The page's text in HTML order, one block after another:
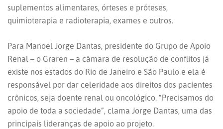
suplementos alimentares, órteses e próteses,
quimioterapia e radioterapia, exames e outros.
Para Manoel Jorge Dantas, presidente do Grupo de Apoio
Renal – o Graren – a câmara de resolução de conflitos já
existe nos estados do Rio de Janeiro e São Paulo e ela é
responsável por dar celeridade aos direitos dos pacientes
crônicos, seja doente renal ou oncológico. “Precisamos do
apoio de toda a sociedade”, clama Jorge Dantas, uma das
principais lideranças de apoio ao projeto.